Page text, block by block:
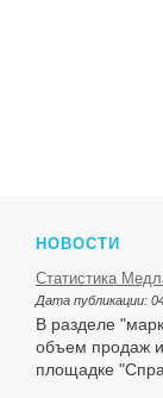
НОВОСТИ
Статистика
Дата публикации:
В разделе
объем продаж и
площадке